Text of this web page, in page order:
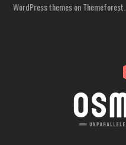
WordPress themes on Themeforest.